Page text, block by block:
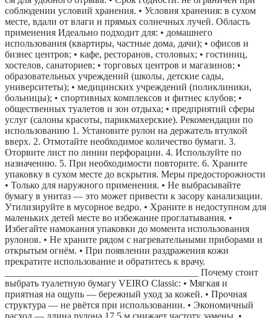
соблюдении условий хранения. • Условия хранения: в сухом
месте, вдали от влаги и прямых солнечных лучей. Область
применения Идеально подходит для: • домашнего
использования (квартиры, частные дома, дачи); • офисов и
бизнес центров; • кафе, ресторанов, столовых; • гостиниц,
хостелов, санаториев; • торговых центров и магазинов; •
образовательных учреждений (школы, детские сады,
университеты); • медицинских учреждений (поликлиники,
больницы); • спортивных комплексов и фитнес клубов; •
общественных туалетов и зон отдыха; • предприятий сферы
услуг (салоны красоты, парикмахерские). Рекомендации по
использованию 1. Установите рулон на держатель втулкой
вверх. 2. Отмотайте необходимое количество бумаги. 3.
Оторвите лист по линии перфорации. 4. Используйте по
назначению. 5. При необходимости повторите. 6. Храните
упаковку в сухом месте до вскрытия. Меры предосторожности
• Только для наружного применения. • Не выбрасывайте
бумагу в унитаз — это может привести к засору канализации.
Утилизируйте в мусорное ведро. • Храните в недоступном для
маленьких детей месте во избежание проглатывания. •
Избегайте намокания упаковки до момента использования
рулонов. • Не храните рядом с нагревательными приборами и
открытым огнём. • При появлении раздражения кожи
прекратите использование и обратитесь к врачу.
________________________________________ Почему стоит
выбрать туалетную бумагу VEIRO Classic: • Мягкая и
приятная на ощупь — бережный уход за кожей. • Прочная
структура — не рвётся при использовании. • Экономичный
расход — длина рулона 17,5 м снижает частоту замены. •